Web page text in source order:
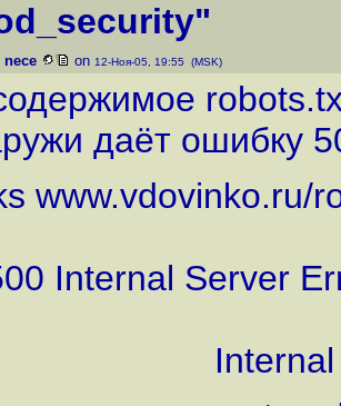
nece on 12-Ноя-05, 19:55 (MSK)
даёт ошибку
www.vdovinko.ru/
Internal Server